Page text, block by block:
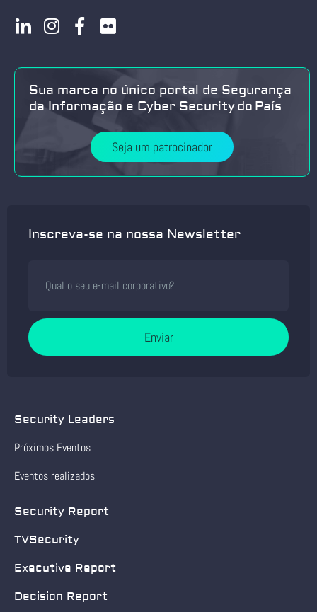
Sua marca no único portal de Segurança
da Informação e Cyber Security do País
Seja um patrocinador
Inscreva-se na nossa Newsletter
Enviar
Security Leaders
Próximos Eventos
Eventos realizados
Security Report
TVSecurity
Executive Report
Decision Report